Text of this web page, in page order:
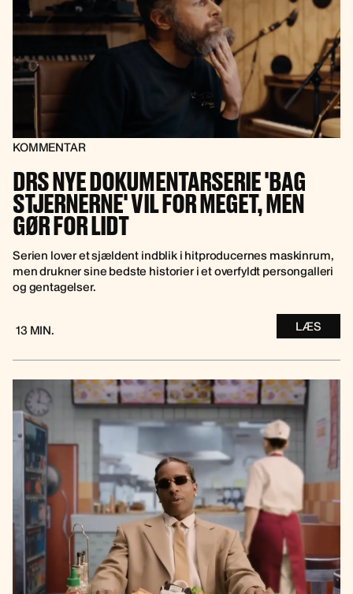
KOMMENTAR
DRS NYE DOKUMENTARSERIE 'BAG
STJERNERNE' VIL FOR MEGET, MEN
GØR FOR LIDT
Serien lover et sjældent indblik i hitproducernes maskinrum,
men drukner sine bedste historier i et overfyldt persongalleri
og gentagelser.
13 MIN. LÆS